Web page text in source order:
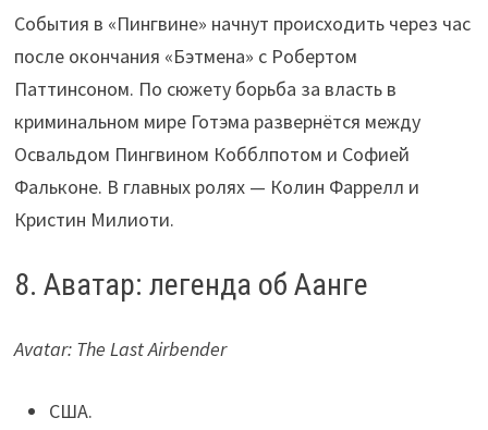
События в «Пингвине» начнут происходить через час
после окончания «Бэтмена» с Робертом
Паттинсоном. По сюжету борьба за власть в
криминальном мире Готэма развернётся между
Освальдом Пингвином Кобблпотом и Софией
Фальконе. В главных ролях — Колин Фаррелл и
Кристин Милиоти.
8. Аватар: легенда об Аанге
Avatar: The Last Airbender
США.